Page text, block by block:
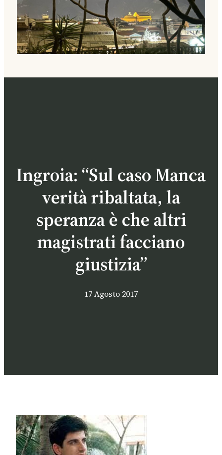
Ingroia: “Sul caso Manca
verità ribaltata, la
speranza è che altri
magistrati facciano
giustizia”
17 Agosto 2017